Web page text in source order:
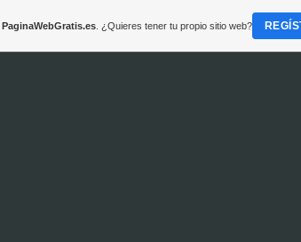
PaginaWebGratis.es. ¿Quieres tener tu propio sitio web?